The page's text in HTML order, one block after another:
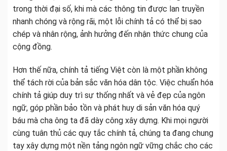
trong thời đại số, khi mà các thông tin được lan truyền
nhanh chóng và rộng rãi, một lỗi chính tả có thể bị sao
chép và nhân rộng, ảnh hưởng đến nhận thức chung của
cộng đồng.
Hơn thế nữa, chính tả tiếng Việt còn là một phần không
thể tách rời của bản sắc văn hóa dân tộc. Việc chuẩn hóa
chính tả giúp duy trì sự thống nhất và vẻ đẹp của ngôn
ngữ, góp phần bảo tồn và phát huy di sản văn hóa quý
báu mà cha ông ta đã dày công xây dựng. Khi mọi người
cùng tuân thủ các quy tắc chính tả, chúng ta đang chung
tay xây dựng một nền tảng ngôn ngữ vững chắc cho các